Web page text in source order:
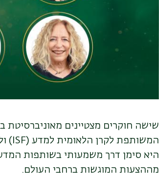
שישה חוקרים מצטיינים מאוניברסיטת
המשותפת לקרן הלאומית למדע (ISF
)
מההצעות המוגשות ברחבי העולם.